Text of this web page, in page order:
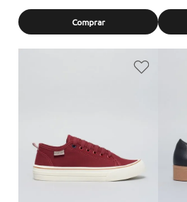
Comprar